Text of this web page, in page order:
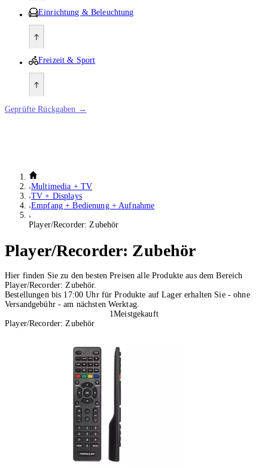
Einrichtung & Beleuchtung
Freizeit & Sport
Geprüfte Rückgaben →
Multimedia + TV
TV + Displays
Empfang + Bedienung + Aufnahme
Player/Recorder: Zubehör
Player/Recorder: Zubehör
Hier finden Sie zu den besten Preisen alle Produkte aus dem Bereich
Player/Recorder: Zubehör.
Bestellungen bis 17:00 Uhr für Produkte auf Lager erhalten Sie - ohne
Versandgebühr - am nächsten Werktag.
1Meistgekauft
Player/Recorder: Zubehör